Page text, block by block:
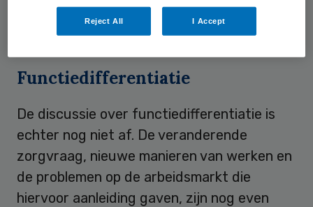
vereniging moest het veld ruimen en de
was van de baan.
Functiedifferentiatie
De discussie over functiedifferentiatie is
echter nog niet af. De veranderende
zorgvraag, nieuwe manieren van werken en
de problemen op de arbeidsmarkt die
hiervoor aanleiding gaven, zijn nog even
Reject All I Accept